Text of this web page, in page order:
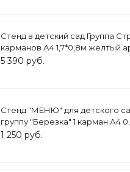
Стенд в детский сад Группа
карманов А4 1,7*0,8м желтый
5 390 руб.
Стенд "МЕНЮ" для детского
группу "Березка" 1 карман А4
арт. ДС1101
1 250 руб.